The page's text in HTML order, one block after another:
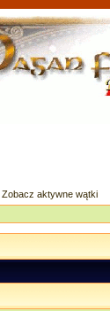
Zobacz aktywne wątki